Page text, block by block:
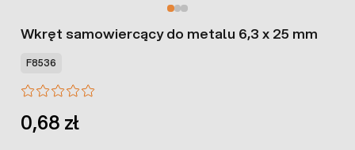
Wkręt samowiercący do metalu 6,3 x 25 mm
F8536
0,68 zł